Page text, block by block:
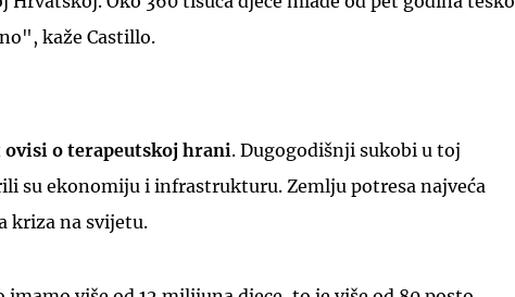
kaže Castillo.
o terapeutskoj hrani. Dugogodišnji sukobi u toj
su ekonomiju i infrastrukturu. Zemlju potresa najveća
kriza na svijetu.